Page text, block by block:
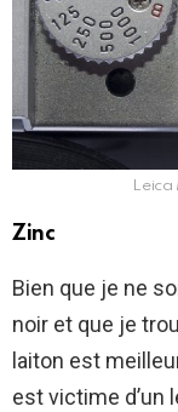
Leica
Zinc
Bien que je ne
noir et que je
laiton est
est victime d’un